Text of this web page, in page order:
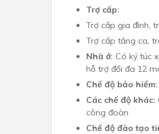
Trợ cấp:
Trợ cấp gia đình,
Trợ cấp tăng ca,
Nhà ở: Có ký túc
hỗ trợ đối đa 12
Chế độ bảo hiểm:
Các chế độ khác:
công đoàn
Chế độ đào tạo